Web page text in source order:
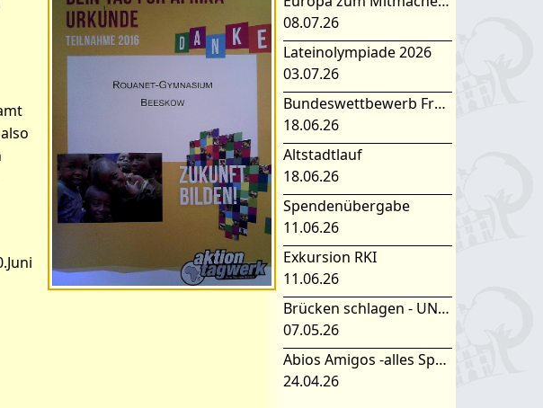
08.07.26
Lateinolympiade 2026
03.07.26
Bundeswettbewerb Fremdsprachen
18.06.26
Altstadtlauf
18.06.26
Spendenübergabe
11.06.26
Exkursion RKI
11.06.26
Brücken schlagen - UNESCO Projekttag 2026
07.05.26
Abios Amigos -alles Spanisch oder was
24.04.26